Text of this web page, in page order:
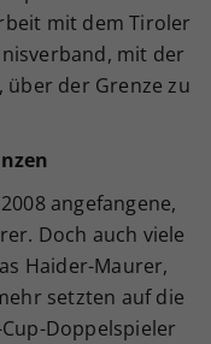
mit dem Tiroler
mit der
über der Grenze zu
angefangene,
Doch auch viele
Haider-Maurer,
setzten auf die
Doppelspieler